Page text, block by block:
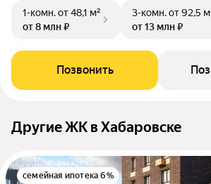
1-комн.от 48,1 м²
от 8 млн ₽
3-комн.от 92,5
от 13 млн ₽
Позвонить
Другие ЖК в Хабаровске
семейная ипотека 6%